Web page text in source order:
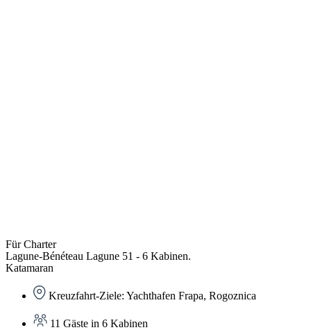
Für Charter
Lagune-Bénéteau Lagune 51 - 6 Kabinen.
Katamaran
Kreuzfahrt-Ziele: Yachthafen Frapa, Rogoznica
11 Gäste in 6 Kabinen